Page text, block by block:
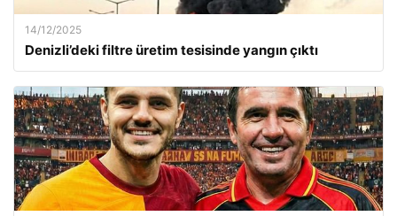
14/12/2025
Denizli’deki filtre üretim tesisinde yangın çıktı